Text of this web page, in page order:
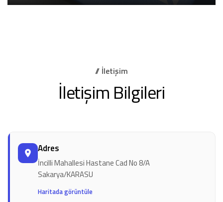
// İletişim
İletişim Bilgileri
Adres
İncilli Mahallesi Hastane Cad No 8/A
Sakarya/KARASU
Haritada görüntüle